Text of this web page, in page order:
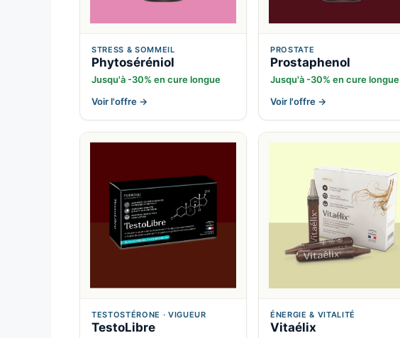
STRESS & SOMMEIL
Phytoséréniol
Jusqu'à -30% en cure longue
Voir l'offre →
PROSTATE
Prostaphenol
Jusqu'à -30% en cure longue
Voir l'offre →
TESTOSTÉRONE · VIGUEUR
TestoLibre
ÉNERGIE & VITALITÉ
Vitaélix